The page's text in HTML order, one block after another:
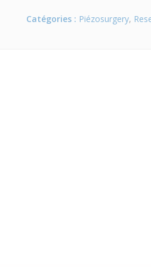
Catégories : Piézosurgery,